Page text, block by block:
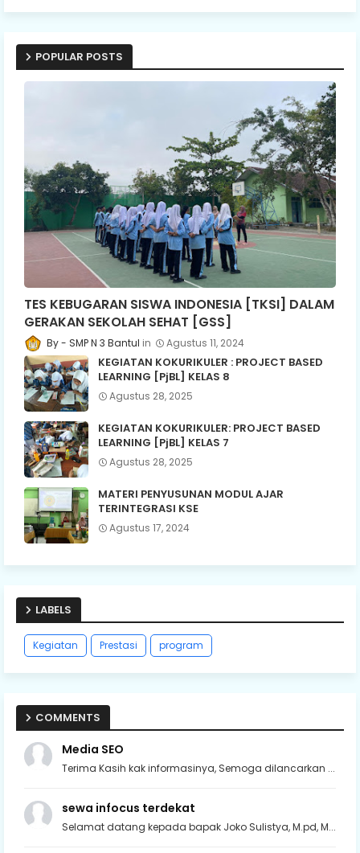
POPULAR POSTS
TES KEBUGARAN SISWA INDONESIA [TKSI] DALAM
GERAKAN SEKOLAH SEHAT [GSS]
SMP N 3 Bantul Agustus 11, 2024
KEGIATAN KOKURIKULER : PROJECT BASED
LEARNING [PjBL] KELAS 8
Agustus 28, 2025
KEGIATAN KOKURIKULER: PROJECT BASED
LEARNING [PjBL] KELAS 7
Agustus 28, 2025
MATERI PENYUSUNAN MODUL AJAR
TERINTEGRASI KSE
Agustus 17, 2024
LABELS
Kegiatan Prestasi program
COMMENTS
Media SEO
Terima Kasih kak informasinya, Semoga dilancarkan ...
sewa infocus terdekat
Selamat datang kepada bapak Joko Sulistya, M.pd, M...